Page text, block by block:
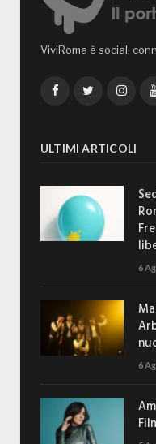
ViviRoma è social,
FacebookTwitter
ULTIMI ARTICOLI
6
6